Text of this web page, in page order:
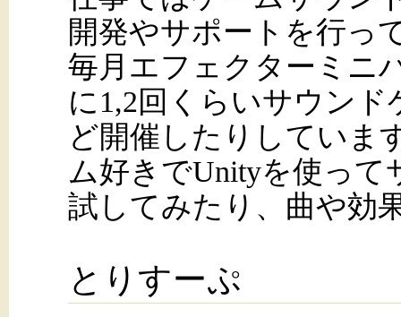
開発やサポートを行っ
毎月エフェクターミニ
に1,2回くらいサウン
ど開催したりしていま
ム好きでUnityを使って
試してみたり、曲や効
とりすーぷ